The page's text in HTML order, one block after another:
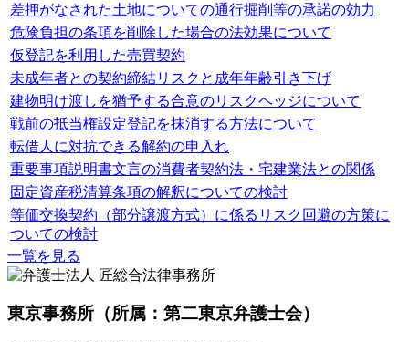
差押がなされた土地についての通行掘削等の承諾の効力
危険負担の条項を削除した場合の法効果について
仮登記を利用した売買契約
未成年者との契約締結リスクと成年年齢引き下げ
建物明け渡しを猶予する合意のリスクヘッジについて
戦前の抵当権設定登記を抹消する方法について
転借人に対抗できる解約の申入れ
重要事項説明書文言の消費者契約法・宅建業法との関係
固定資産税清算条項の解釈についての検討
等価交換契約（部分譲渡方式）に係るリスク回避の方策に
ついての検討
一覧を見る
東京事務所 （所属：第二東京弁護士会）